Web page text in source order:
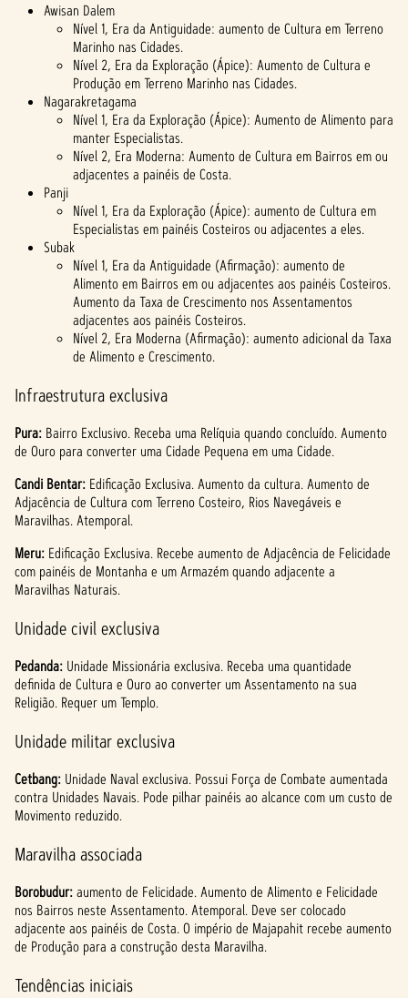
Awisan Dalem
Nível 1, Era da Antiguidade: aumento de Cultura em Terreno
Marinho nas Cidades.
Nível 2, Era da Exploração (Ápice): Aumento de Cultura e
Produção em Terreno Marinho nas Cidades.
Nagarakretagama
Nível 1, Era da Exploração (Ápice): Aumento de Alimento para
manter Especialistas.
Nível 2, Era Moderna: Aumento de Cultura em Bairros em ou
adjacentes a painéis de Costa.
Panji
Nível 1, Era da Exploração (Ápice): aumento de Cultura em
Especialistas em painéis Costeiros ou adjacentes a eles.
Subak
Nível 1, Era da Antiguidade (Afirmação): aumento de
Alimento em Bairros em ou adjacentes aos painéis Costeiros.
Aumento da Taxa de Crescimento nos Assentamentos
adjacentes aos painéis Costeiros.
Nível 2, Era Moderna (Afirmação): aumento adicional da Taxa
de Alimento e Crescimento.
Infraestrutura exclusiva
Pura: Bairro Exclusivo. Receba uma Relíquia quando concluído. Aumento
de Ouro para converter uma Cidade Pequena em uma Cidade.
Candi Bentar: Edificação Exclusiva. Aumento da cultura. Aumento de
Adjacência de Cultura com Terreno Costeiro, Rios Navegáveis e
Maravilhas. Atemporal.
Meru: Edificação Exclusiva. Recebe aumento de Adjacência de Felicidade
com painéis de Montanha e um Armazém quando adjacente a
Maravilhas Naturais.
Unidade civil exclusiva
Pedanda: Unidade Missionária exclusiva. Receba uma quantidade
definida de Cultura e Ouro ao converter um Assentamento na sua
Religião. Requer um Templo.
Unidade militar exclusiva
Cetbang: Unidade Naval exclusiva. Possui Força de Combate aumentada
contra Unidades Navais. Pode pilhar painéis ao alcance com um custo de
Movimento reduzido.
Maravilha associada
Borobudur:aumento de Felicidade. Aumento de Alimento e Felicidade
nos Bairros neste Assentamento. Atemporal. Deve ser colocado
adjacente aos painéis de Costa. O império de Majapahit recebe aumento
de Produção para a construção desta Maravilha.
Tendências iniciais